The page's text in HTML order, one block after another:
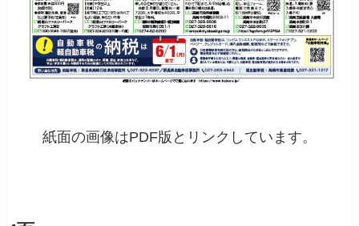
紙面の画像はPDF版とリンクしています。